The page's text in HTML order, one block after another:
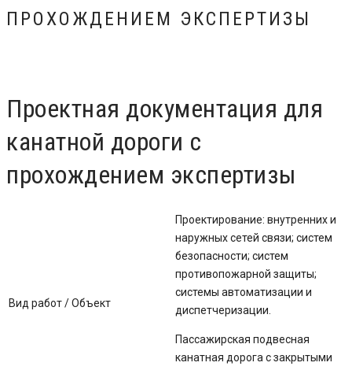
ПРОХОЖДЕНИЕМ ЭКСПЕРТИЗЫ
Проектная документация для
канатной дороги с
прохождением экспертизы
Вид работ / Объект
Проектирование: внутренних и
наружных сетей связи; систем
безопасности; систем
противопожарной защиты;
системы автоматизации и
диспетчеризации.
Пассажирская подвесная
канатная дорога с закрытыми